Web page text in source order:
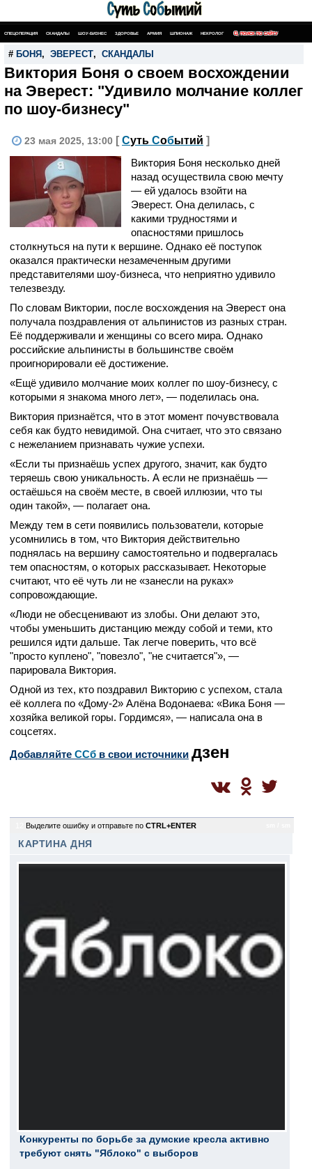
СПЕЦОПЕРАЦИЯ СКАНДАЛЫ ШОУ-БИЗНЕС ЗДОРОВЬЕ АРМИЯ ШПИОНАЖ НЕКРОЛОГ ПОИСК ПО САЙТУ
# БОНЯ , ЭВЕРЕСТ, СКАНДАЛЫ
Виктория Боня о своем восхождении
на Эверест: "Удивило молчание коллег
по шоу-бизнесу"
23 мая 2025, 13:00 [ Суть Событий ]
Виктория Боня несколько дней
назад осуществила свою мечту
— ей удалось взойти на
Эверест. Она делилась, с
какими трудностями и
опасностями пришлось
столкнуться на пути к вершине. Однако её поступок
оказался практически незамеченным другими
представителями шоу-бизнеса, что неприятно удивило
телезвезду.
По словам Виктории, после восхождения на Эверест она
получала поздравления от альпинистов из разных стран.
Её поддерживали и женщины со всего мира. Однако
российские альпинисты в большинстве своём
проигнорировали её достижение.
«Ещё удивило молчание моих коллег по шоу-бизнесу, с
которыми я знакома много лет», — поделилась она.
Виктория признаётся, что в этот момент почувствовала
себя как будто невидимой. Она считает, что это связано
с нежеланием признавать чужие успехи.
«Если ты признаёшь успех другого, значит, как будто
теряешь свою уникальность. А если не признаёшь —
остаёшься на своём месте, в своей иллюзии, что ты
один такой», — полагает она.
Между тем в сети появились пользователи, которые
усомнились в том, что Виктория действительно
поднялась на вершину самостоятельно и подвергалась
тем опасностям, о которых рассказывает. Некоторые
считают, что её чуть ли не «занесли на руках»
сопровождающие.
«Люди не обесценивают из злобы. Они делают это,
чтобы уменьшить дистанцию между собой и теми, кто
решился идти дальше. Так легче поверить, что всё
"просто куплено", "повезло", "не считается"», —
парировала Виктория.
Одной из тех, кто поздравил Викторию с успехом, стала
её коллега по «Дому-2» Алёна Водонаева: «Вика Боня —
хозяйка великой горы. Гордимся», — написала она в
соцсетях.
Добавляйте CСб в свои источники дзен
Выделите ошибку и отправьте по CTRL+ENTER
КАРТИНА ДНЯ
Конкуренты по борьбе за думские кресла активно
требуют снять "Яблоко" с выборов